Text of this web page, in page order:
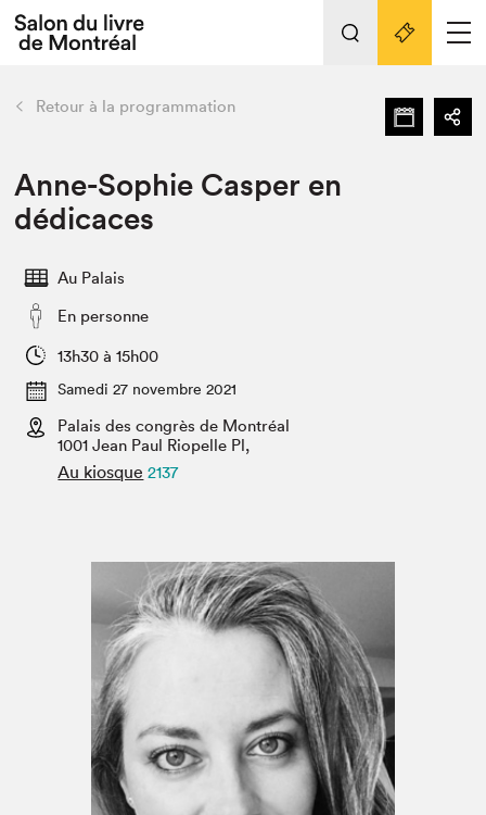
Espace exposant⋅e⋅s
Espace enseignant·e·s
L'événement
Préparer sa visite au Salon
SLM PRO
retour Nos activités
Préparer sa visite
Salon au Palais
Salon dans la ville et en ligne
Projets partenaires
Liens pratiques
Retour à la programmation
Anne-Sophie Casper en
dédicaces
Au Palais
En personne
13h30 à 15h00
Samedi 27 novembre 2021
Palais des congrès de Montréal
1001 Jean Paul Riopelle Pl,
Au kiosque 2137